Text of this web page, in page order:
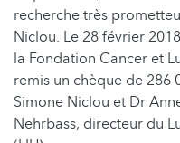
recherche très
Niclou. Le 28 février
la Fondation Cancer et
remis un chèque de 286
Simone Niclou et Dr
Nehrbass, directeur du